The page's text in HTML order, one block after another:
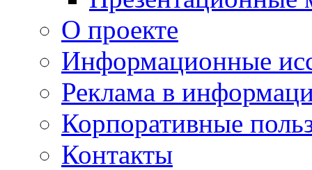
О проекте
Информационные
Реклама в
Корпоративные
Контакты